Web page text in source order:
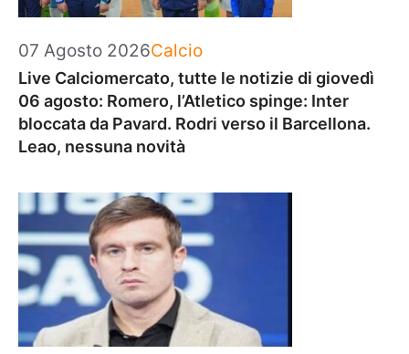
07 Agosto 2026Categorie
Calcio
Live Calciomercato, tutte le notizie di giovedì
06 agosto: Romero, l’Atletico spinge: Inter
bloccata da Pavard. Rodri verso il Barcellona.
Leao, nessuna novità